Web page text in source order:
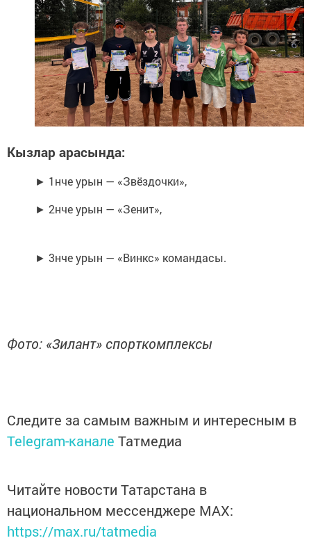
Кызлар арасында:
► 1нче урын — «Звёздочки»,
► 2нче урын — «Зенит»,
► 3нче урын — «Винкс» командасы.
Фото: «Зилант» спорткомплексы
Следите за самым важным и интересным в
Telegram-канале Татмедиа
Читайте новости Татарстана в
национальном мессенджере MАХ:
https://max.ru/tatmedia